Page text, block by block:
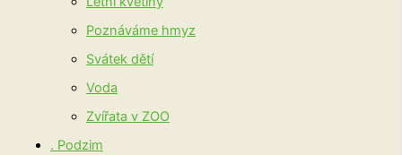
Poznáváme hmyz
Svátek dětí
Voda
Zvířata v ZOO
. Podzim